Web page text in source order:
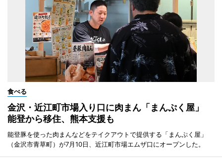
食べる
金沢・近江町市場入り口に肉まん「まんぷく屋」
能登から移住、熊本支援も
能登豚を使った肉まんなどをテイクアウトで提供する「まんぷく屋」
（金沢市青草町）が7月10日、近江町市場エムザ口にオープンした。